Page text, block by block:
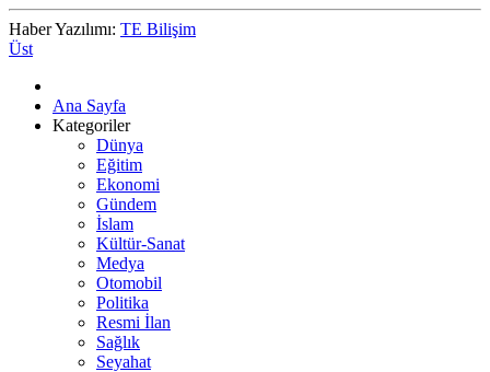
Haber Yazılımı: TE Bilişim
Üst
Ana Sayfa
Kategoriler
Dünya
Eğitim
Ekonomi
Gündem
İslam
Kültür-Sanat
Medya
Otomobil
Politika
Resmi İlan
Sağlık
Seyahat